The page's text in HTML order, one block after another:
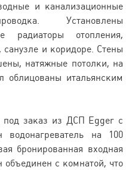
и канализационные
Установлены
радиаторы отопления,
и коридоре. Стены
натяжные потолки, на
облицованы итальянским
под заказ из ДСП Egger с
водонагреватель на 100
бронированная входная
с комнатой, что